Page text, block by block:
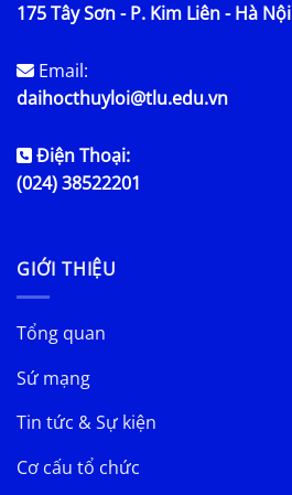
175 Tây Sơn - P. Kim Liên - Hà Nội
Email:
daihocthuyloi@tlu.edu.vn
Điện Thoại:
(024) 38522201
GIỚI THIỆU
Tổng quan
Sứ mạng
Tin tức & Sự kiện
Cơ cấu tổ chức